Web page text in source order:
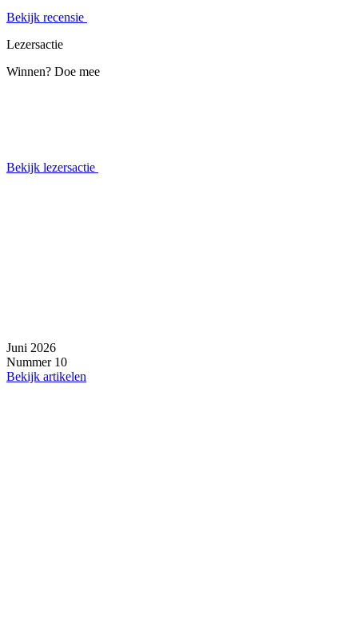
Bekijk recensie
Lezersactie
Winnen? Doe mee
Bekijk lezersactie
Juni 2026
Nummer 10
Bekijk artikelen